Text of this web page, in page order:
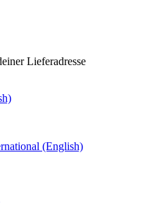
Lieferadresse
(English)